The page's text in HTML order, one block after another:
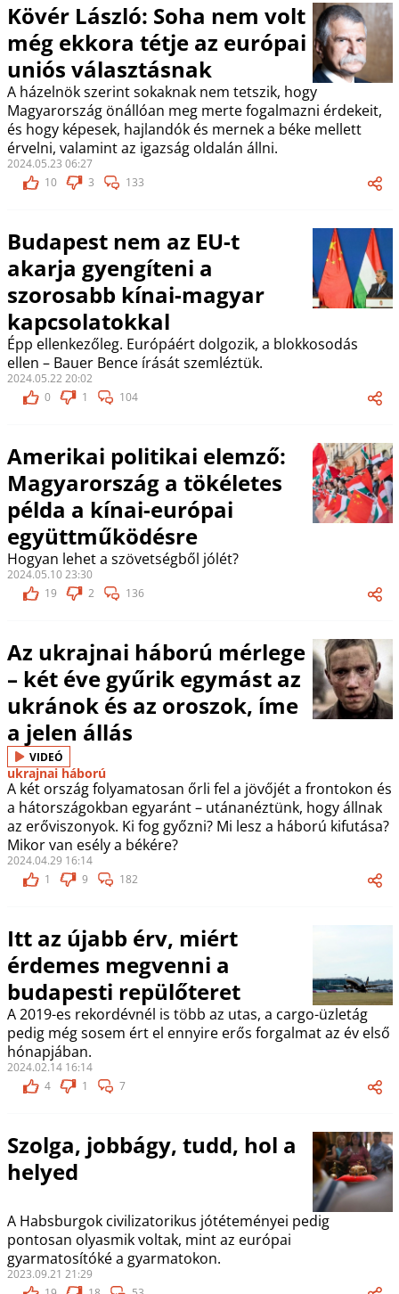
Kövér László: Soha nem volt
még ekkora tétje az európai
uniós választásnak
A házelnök szerint sokaknak nem tetszik, hogy
Magyarország önállóan meg merte fogalmazni érdekeit,
és hogy képesek, hajlandók és mernek a béke mellett
érvelni, valamint az igazság oldalán állni.
2024.05.23 06:27
10
3 133
Budapest nem az EU-t
akarja gyengíteni a
szorosabb kínai-magyar
kapcsolatokkal
Épp ellenkezőleg. Európáért dolgozik, a blokkosodás
ellen – Bauer Bence írását szemléztük.
2024.05.22 20:02
0
1 104
Amerikai politikai elemző:
Magyarország a tökéletes
példa a kínai-európai
együttműködésre
Hogyan lehet a szövetségből jólét?
2024.05.10 23:30
19
2 136
Az ukrajnai háború mérlege
– két éve gyűrik egymást az
ukránok és az oroszok, íme
a jelen állás
VIDEÓ
ukrajnai háború
A két ország folyamatosan őrli fel a jövőjét a frontokon és
a hátországokban egyaránt – utánanéztünk, hogy állnak
az erőviszonyok. Ki fog győzni? Mi lesz a háború kifutása?
Mikor van esély a békére?
2024.04.29 16:14
1
9 182
Itt az újabb érv, miért
érdemes megvenni a
budapesti repülőteret
A 2019-es rekordévnél is több az utas, a cargo-üzletág
pedig még sosem ért el ennyire erős forgalmat az év első
hónapjában.
2024.02.14 16:14
4
1 7
Szolga, jobbágy, tudd, hol a
helyed
A Habsburgok civilizatorikus jótéteményei pedig
pontosan olyasmik voltak, mint az európai
gyarmatosítóké a gyarmatokon.
2023.09.21 21:29